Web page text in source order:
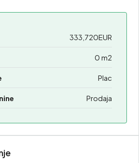
333,720EUR
0 m2
Plac
Prodaja